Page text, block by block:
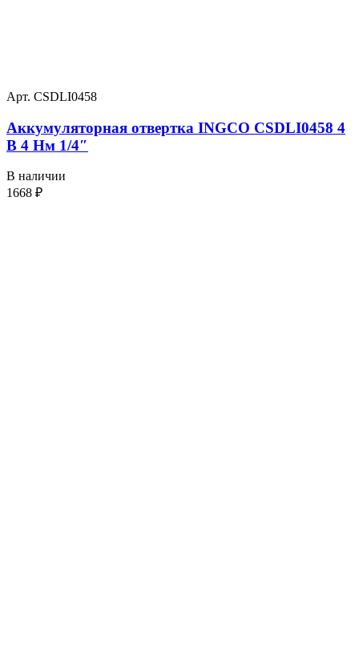
Арт. CSDLI0458
Аккумуляторная отвертка INGCO CSDLI0458 4
В 4 Нм 1/4″
В наличии
1668 ₽